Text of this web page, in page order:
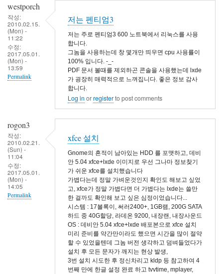
westporch
작성:
2010.02.15.
(Mon) -
11:22
수정:
2017.05.01.
(Mon) -
13:59
Permalink
저는 펜티엄3
저는 주로 펜티엄3 600 노트북에서 리눅스를 사용
합니다.
그놈을 사용하는데 창 몇개만 띄우면 cpu 사용률이
100% 입니다. -_-
PDF 문서 볼때를 제외하곤 콘솔을 사용했는데 lxde
가 굉장히 매력적으로 느껴집니다. 좋은 정보 감사
합니다.
Log in orregisterto post comments
rogon3
작성:
2010.02.21.
(Sun) -
11:04
수정:
2017.05.01.
(Mon) -
14:05
Permalink
xfce 설치
Gnome의 흔적이 남아있는 HDD 를 포맷하고, 데비
안 5.04 xfce+lxde 이미지로 우선 그나마 정보찾기
가 쉬운 xfce를 설치했습니다
가볍다는데 정말 가벼운것인지 확인도 해보고 싶었
고, xfce가 정말 가볍다면 더 가볍다는 lxde는 쓸만
한 걸까도 확인해 보고 싶은 심정이었습니다...
시스템 : 17볼록이, 써러2400+, 1GB램, 200G SATA
하드 중 40G할당, 라데온 9200, 내장랜, 내장사운드
OS : 데비안 5.04 xfce+lxde 배포본으로 xfce 설치
미리 준비를 약간만이라도 했으면 시간을 많이 절약
할 수 있었을텐데 그놈 버전 생각하고 덤벼들었다가
설치 후 모든 문자가 깨지는 현상 발생,
3번 설치 시도한 후 정신차리고 kldp 등 참고하여 4
번째 만에 한글 설정 완료 하고 tvvtime, mplayer,